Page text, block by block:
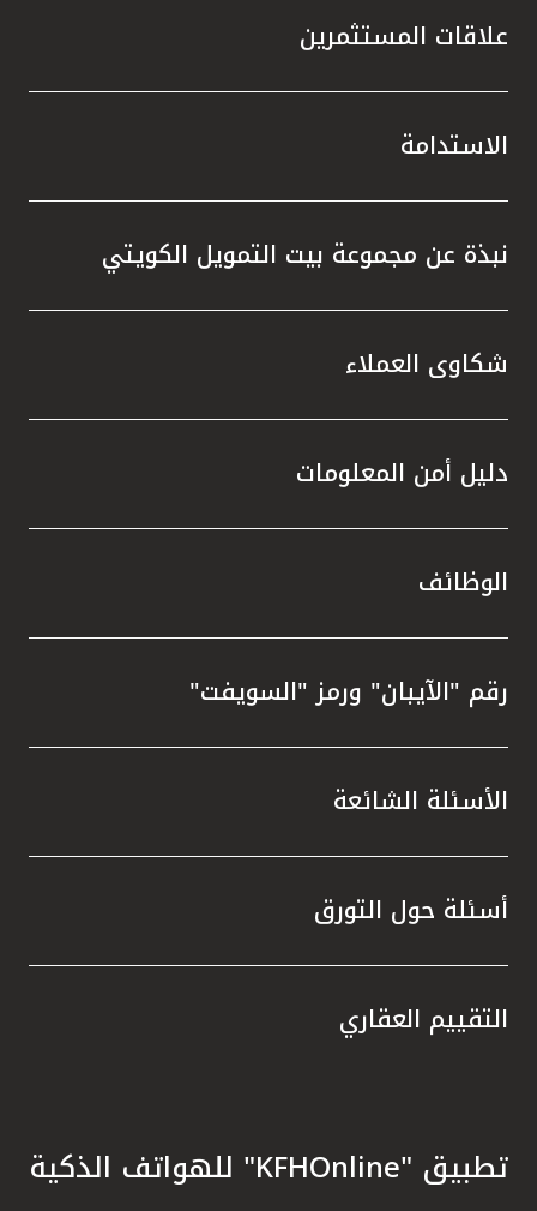
علاقات المستثمرين
الاستدامة
نبذة عن مجموعة بيت التمويل الكويتي
شكاوى العملاء
دليل أمن المعلومات
الوظائف
رقم "الآيبان" ورمز "السويفت"
الأسئلة الشائعة
أسئلة حول التورق
التقييم العقاري
تطبيق "KFHOnline" للهواتف الذكية